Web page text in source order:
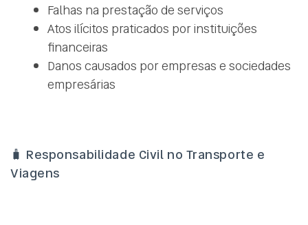
Falhas na prestação de serviços
Atos ilícitos praticados por instituições
financeiras
Danos causados por empresas e sociedades
empresárias
🧳 Responsabilidade Civil no Transporte e
Viagens